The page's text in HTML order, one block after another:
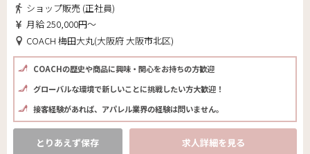
ショップ販売 (正社員)
月給 250,000円～
COACH 梅田大丸(大阪府 大阪市北区)
COACHの歴史や商品に興味・関心をお持ちの方歓迎
グローバルな環境で新しいことに挑戦したい方大歓迎！
接客経験があれば、アパレル業界の経験は問いません。
とりあえず保存 求人詳細を見る